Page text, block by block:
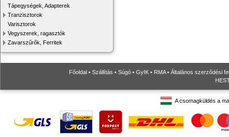
Tápegységek, Adapterek
Tranzisztorok
Varisztorok
Vegyszerek, ragasztók
Zavarszűrők, Ferritek
Főoldal • Szállítás • Súgó • GyIK • RMA• Általános szerződési
A csomagküldés a